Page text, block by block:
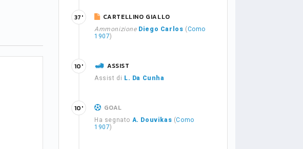
CARTELLINO GIALLO
Ammonizione Diego Carlos (Como
1907)
37'
ASSIST
Assist di L. Da Cunha
10'
GOAL
Ha segnato A. Douvikas (Como
1907)
10'